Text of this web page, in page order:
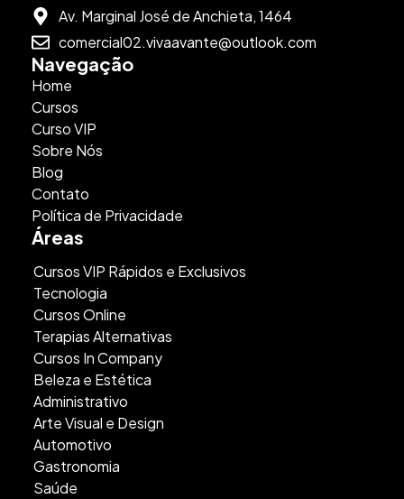
Av. Marginal José de Anchieta, 1464
comercial02.vivaavante@outlook.com
Navegação
Home
Cursos
Curso VIP
Sobre Nós
Blog
Contato
Política de Privacidade
Áreas
Cursos VIP Rápidos e Exclusivos
Tecnologia
Cursos Online
Terapias Alternativas
Cursos In Company
Beleza e Estética
Administrativo
Arte Visual e Design
Automotivo
Gastronomia
Saúde